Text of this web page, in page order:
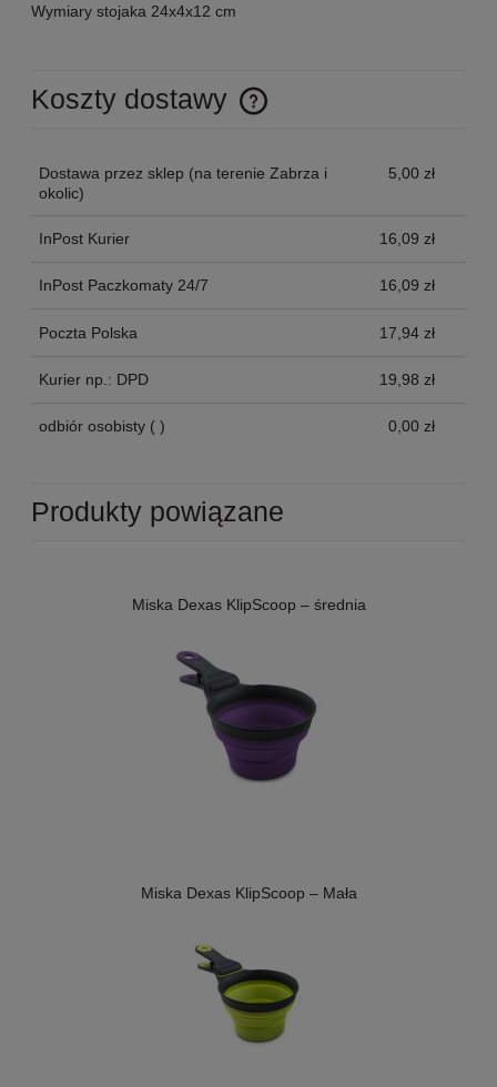
Wymiary stojaka 24x4x12 cm
Koszty dostawy
Cena nie zawiera ewentualnych kosztów płatności
Dostawa przez sklep (na terenie Zabrza i
okolic)
5,00 zł
InPost Kurier 16,09 zł
InPost Paczkomaty 24/7 16,09 zł
Poczta Polska 17,94 zł
Kurier np.: DPD 19,98 zł
odbiór osobisty ( ) 0,00 zł
Produkty powiązane
Miska Dexas KlipScoop – średnia
Miska Dexas KlipScoop – Mała